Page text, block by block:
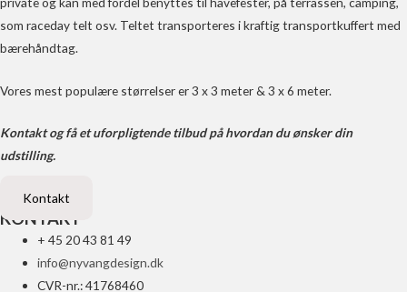
som raceday telt osv. Teltet transporteres i kraftig transportkuffert med
bærehåndtag.
Vores mest populære størrelser er 3 x 3 meter & 3 x 6 meter.
Kontakt og få et uforpligtende tilbud på hvordan du ønsker din
udstilling.
Kontakt
KONTAKT
+ 45 20 43 81 49
info@nyvangdesign.dk
CVR-nr.: 41768460